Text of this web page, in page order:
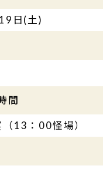
日(土)
間
13：00怪場）